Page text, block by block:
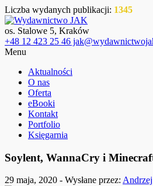
Liczba wydanych publikacji: 1345
os. Stalowe 5, Kraków
+48 12 423 25 46
Menu
Aktualności
O nas
Oferta
eBooki
Kontakt
Portfolio
Księgarnia
Soylent, WannaCry i
29 maja, 2020 - Wysłane przez: